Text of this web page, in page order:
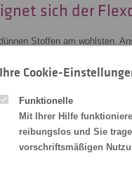
sich der
Stoffen am wohlsten.
oder Mischgewebe
auf dunklen Textilien;
Flexdrucks auf
mit auf den Druckertisch.
Ihre Cookie-
Funktionelle
Mit Ihrer Hilfe
reibungslos und Sie
vorschriftsmäßigen